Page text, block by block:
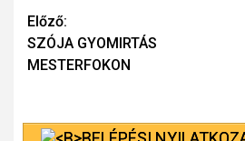
Continue
Reading
Előző:
SZÓJA GYOMIRTÁS
MESTERFOKON